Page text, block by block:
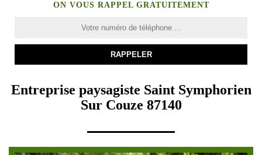
ON VOUS RAPPEL GRATUITEMENT
Entreprise paysagiste Saint Symphorien
Sur Couze 87140